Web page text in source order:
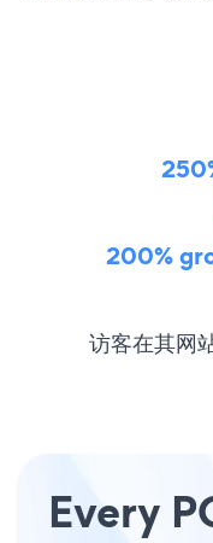
200%
访客在其网
Every